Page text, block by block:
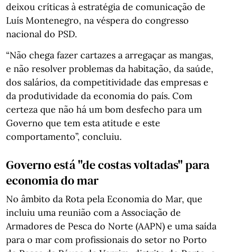
deixou críticas à estratégia de comunicação de
Luís Montenegro, na véspera do congresso
nacional do PSD.
“Não chega fazer cartazes a arregaçar as mangas,
e não resolver problemas da habitação, da saúde,
dos salários, da competitividade das empresas e
da produtividade da economia do país. Com
certeza que não há um bom desfecho para um
Governo que tem esta atitude e este
comportamento”, concluiu.
Governo está "de costas voltadas" para
economia do mar
No âmbito da Rota pela Economia do Mar, que
incluiu uma reunião com a Associação de
Armadores de Pesca do Norte (AAPN) e uma saída
para o mar com profissionais do setor no Porto